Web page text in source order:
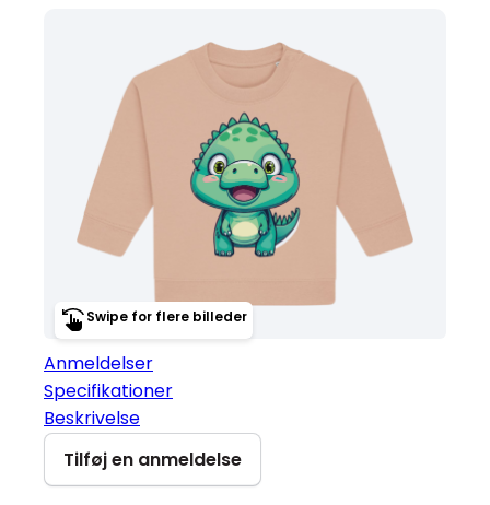
Swipe for flere billeder
Anmeldelser
Specifikationer
Beskrivelse
Tilføj en anmeldelse